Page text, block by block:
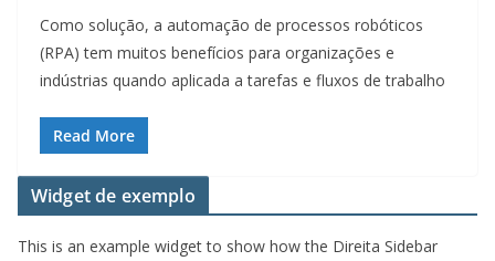
Como solução, a automação de processos robóticos
(RPA) tem muitos benefícios para organizações e
indústrias quando aplicada a tarefas e fluxos de trabalho
Read More
Widget de exemplo
This is an example widget to show how the Direita Sidebar